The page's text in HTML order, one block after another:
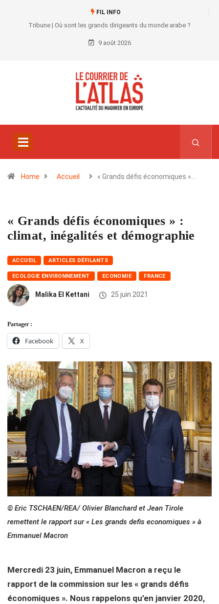
FIL INFO
Tribune | Où sont les grands dirigeants du monde arabe ?
9 août 2026
Home Accueil « Grands défis économiques »…
« Grands défis économiques » :
climat, inégalités et démographie
ACCUEIL ARTICLES DÉFILANTS
ECOLOGIE ENVIRONNEMENT ECONOMIE FRANCE
Malika El Kettani 25 juin 2021
Partager :
Facebook X
© Eric TSCHAEN/REA/ Olivier Blanchard et Jean Tirole
remettent le rapport sur « Les grands defis economiques » à
Emmanuel Macron
Mercredi 23 juin, Emmanuel Macron a reçu le
rapport de la commission sur les « grands défis
économiques ». Nous rappelons qu’en janvier 2020,